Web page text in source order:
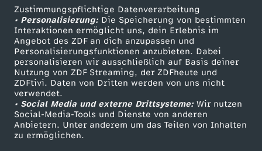
Zustimmungspflichtige Datenverarbeitung
• Personalisierung:Die Speicherung von bestimmten
Interaktionen ermöglicht uns, dein Erlebnis im
Angebot des ZDF an dich anzupassen und
Personalisierungsfunktionen anzubieten. Dabei
personalisieren wir ausschließlich auf Basis deiner
Nutzung von ZDF Streaming, der ZDFheute und
ZDFtivi. Daten von Dritten werden von uns nicht
verwendet.
• Social Media und externe Drittsysteme:Wir nutzen
Social-Media-Tools und Dienste von anderen
Anbietern. Unter anderem um das Teilen von Inhalten
zu ermöglichen.
i
2
0
2
6
Livestreams
Sendungen A-Z
TV-Programm
Zuschauerservice
Hilfe
ZDF Unternehmen
Karriere